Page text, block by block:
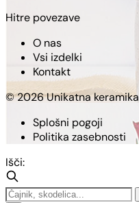
Hitre povezave
O nas
Vsi izdelki
Kontakt
© 2026 Unikatna keramika
Splošni pogoji
Politika zasebnosti
Išči: